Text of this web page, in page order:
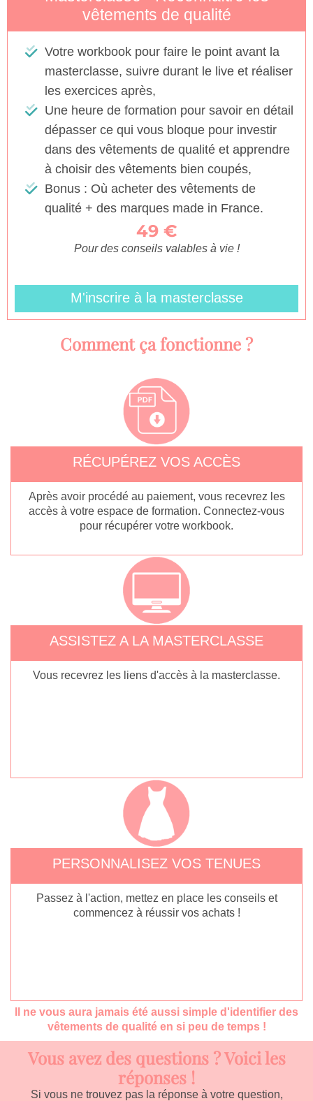
vêtements de qualité
Votre workbook pour faire le point avant la
masterclasse, suivre durant le live et réaliser
les exercices après,
Une heure de formation pour savoir en détail
dépasser ce qui vous bloque pour investir
dans des vêtements de qualité et apprendre
à choisir des vêtements bien coupés,
Bonus : Où acheter des vêtements de
qualité + des marques made in France.
49 €
Pour des conseils valables à vie !
M'inscrire à la masterclasse
Comment ça fonctionne ?
RÉCUPÉREZ VOS ACCÈS
Après avoir procédé au paiement, vous recevrez les
accès à votre espace de formation. Connectez-vous
pour récupérer votre workbook.
ASSISTEZ A LA MASTERCLASSE
Vous recevrez les liens d'accès à la masterclasse.
PERSONNALISEZ VOS TENUES
Passez à l'action, mettez en place les conseils et
commencez à réussir vos achats !
Il ne vous aura jamais été aussi simple d'identifier des
vêtements de qualité en si peu de temps !
Vous avez des questions ? Voici les
réponses !
Si vous ne trouvez pas la réponse à votre question,